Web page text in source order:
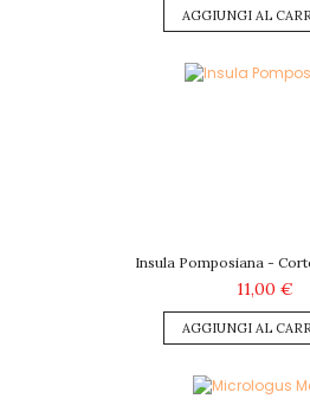
AGGIUNGI AL
Insula Pomposiana -
11,00 €
AGGIUNGI AL